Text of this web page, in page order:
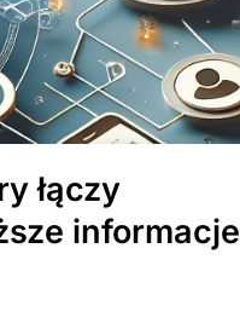
łączy
informacje